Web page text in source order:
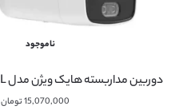
ناموجود
دوربین مداربسته هایک ویژن مدل DS-2CD2087G2-L
15,070,000تومان